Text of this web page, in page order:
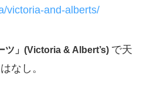
victoria-and-alberts/
ツ」 (Victoria & Albert’s) で天
なし。